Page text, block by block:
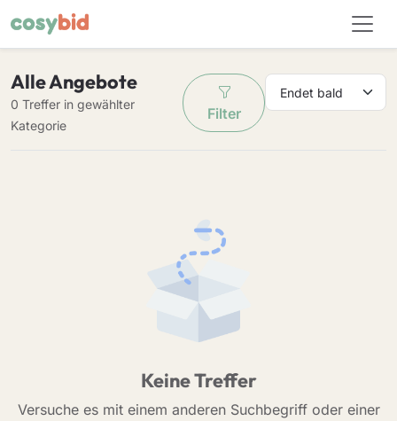
Alle Angebote
0 Treffer in gewählter
Kategorie
Filter
Keine Treffer
Versuche es mit einem anderen Suchbegriff oder einer